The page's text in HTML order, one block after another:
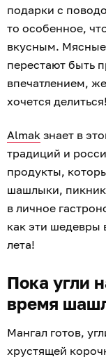
подарки с
то особенное,
вкусным. Мясные
перестают быть
впечатлением,
хочется делиться!
Almak знает в
традиций и
продукты,
шашлыки,
в личное
как эти шедевры
лета!
Пока угли
время
Мангал готов,
хрустящей